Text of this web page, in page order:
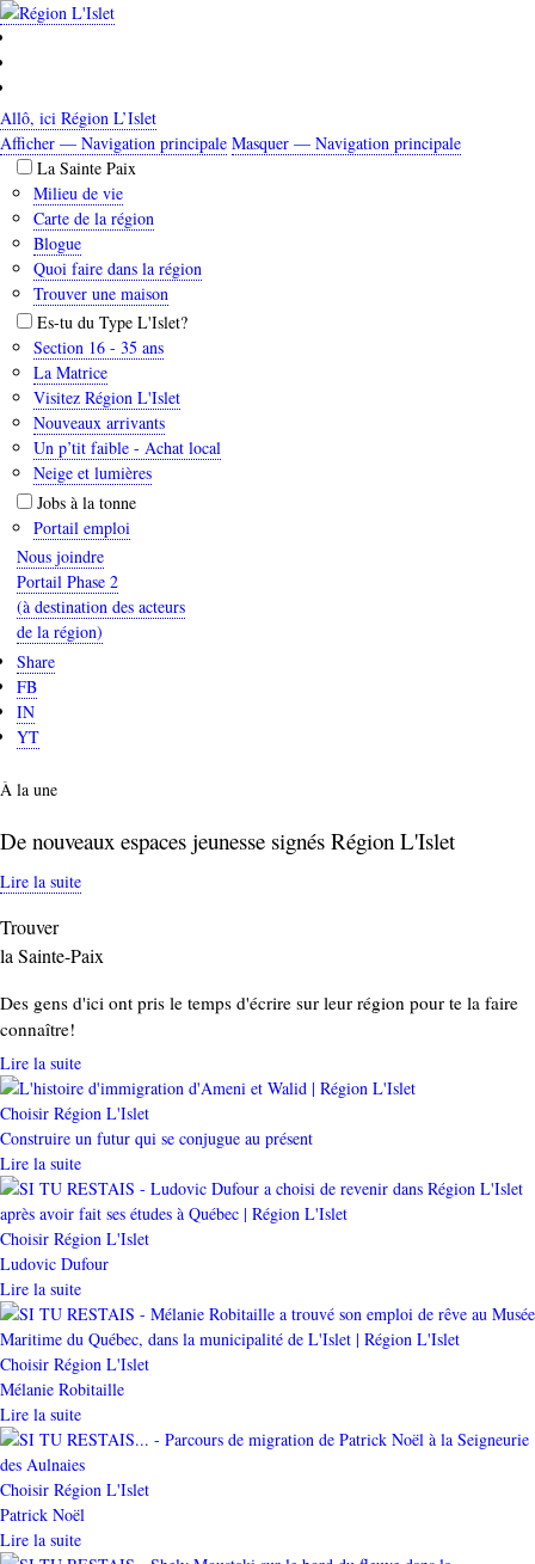
Aller
au
contenu
principal
Allô, ici Région L’Islet
Navigation
principale
Afficher — Navigation principale Masquer — Navigation principale
La Sainte Paix
Milieu de vie
Carte de la région
Blogue
Quoi faire dans la région
Trouver une maison
Es-tu du Type L'Islet?
Section 16 - 35 ans
La Matrice
Visitez Région L'Islet
Nouveaux arrivants
Un p’tit faible - Achat local
Neige et lumières
Jobs à la tonne
Portail emploi
Nous joindre
Portail Phase 2
(à destination des acteurs
de la région)
Share
FB
IN
YT
À la une
De nouveaux espaces jeunesse signés Région L'Islet
Lire la suite
Trouver
la Sainte-Paix
Des gens d'ici ont pris le temps d'écrire sur leur région pour te la faire
connaître!
Lire la suite
Catégorie
Choisir Région L'Islet
Construire un futur qui se conjugue au présent
Lire la suite
Catégorie
Choisir Région L'Islet
Ludovic Dufour
Lire la suite
Catégorie
Choisir Région L'Islet
Mélanie Robitaille
Lire la suite
Catégorie
Choisir Région L'Islet
Patrick Noël
Lire la suite